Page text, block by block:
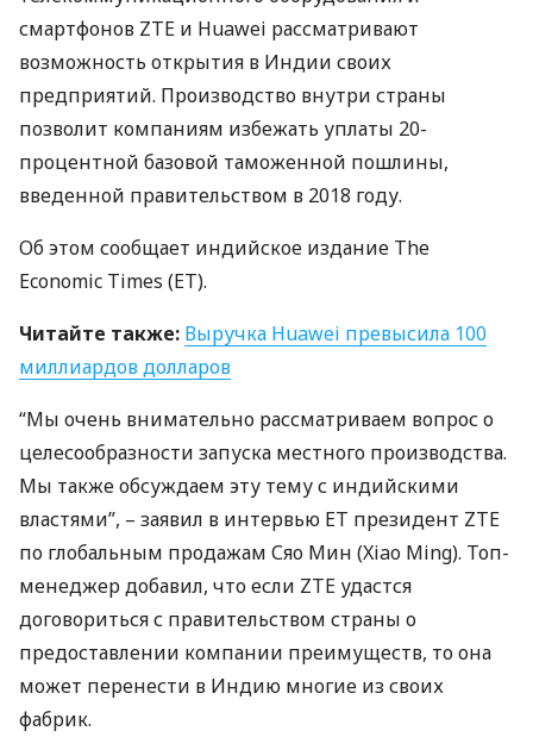
смартфонов ZTE и Huawei рассматривают
возможность открытия в Индии своих
предприятий. Производство внутри страны
позволит компаниям избежать уплаты 20-
процентной базовой таможенной пошлины,
введенной правительством в 2018 году.
Об этом сообщает индийское издание The
Economic Times (ET).
Читайте также: Выручка Huawei превысила 100
миллиардов долларов
“Мы очень внимательно рассматриваем вопрос о
целесообразности запуска местного производства.
Мы также обсуждаем эту тему с индийскими
властями”, – заявил в интервью ET президент ZTE
по глобальным продажам Сяо Мин (Xiao Ming). Топ-
менеджер добавил, что если ZTE удастся
договориться с правительством страны о
предоставлении компании преимуществ, то она
может перенести в Индию многие из своих
фабрик.